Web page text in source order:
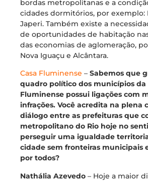
bordas metropolitanas e a
cidades dormitórios, por exemplo:
Japeri. Também existe a
de oportunidades de habitação
das economias de aglomeração,
Nova Iguaçu e Alcântara.
Casa Fluminense – Sabemos que
quadro político dos municípios da
Fluminense possui ligações com
infrações. Você acredita na plena
diálogo entre as prefeituras que
metropolitano do Rio hoje no
perseguir uma igualdade
cidade sem fronteiras municipais
por todos?
Nathália Azevedo – Hoje a maior